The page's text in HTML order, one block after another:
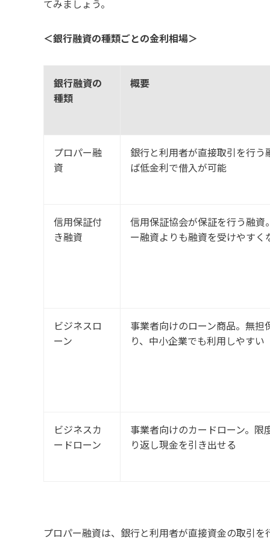
てみましょう。
＜銀行融資の種類ごとの金利相場＞
銀行融資の
種類
概要
プロパー融
資
銀行と利用者が直接取引を行
ば低金利で借入が可能
信用保証付
き融資
信用保証協会が保証を行う融
ー融資よりも融資を受けやすく
ビジネスロ
ーン
事業者向けのローン商品。無
り、中小企業でも利用しやすい
ビジネスカ
ードローン
事業者向けのカードローン。
り返し現金を引き出せる
プロパー融資は、銀行と利用者が直接資金の取引